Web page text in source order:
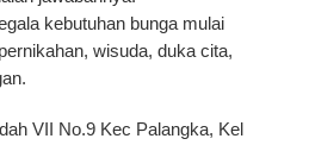
kebutuhan bunga mulai
wisuda, duka cita,
.
VII No.9 Kec Palangka, Kel